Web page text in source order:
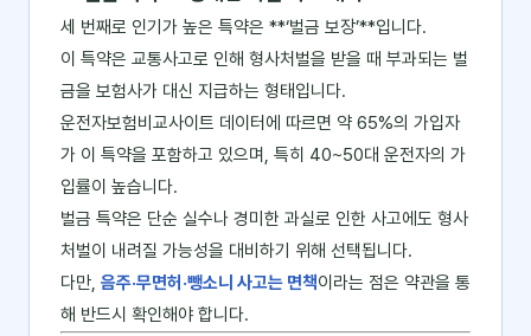
세 번째로 인기가 높은 특약은 **‘벌금 보장’**입니다.
이 특약은 교통사고로 인해 형사처벌을 받을 때 부과되는 벌
금을 보험사가 대신 지급하는 형태입니다.
운전자보험비교사이트 데이터에 따르면 약 65%의 가입자
가 이 특약을 포함하고 있으며, 특히 40~50대 운전자의 가
입률이 높습니다.
벌금 특약은 단순 실수나 경미한 과실로 인한 사고에도 형사
처벌이 내려질 가능성을 대비하기 위해 선택됩니다.
다만, 음주·무면허·뺑소니 사고는 면책이라는 점은 약관을 통
해 반드시 확인해야 합니다.